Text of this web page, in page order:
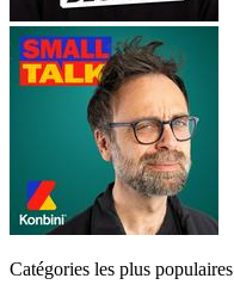
Catégories les plus populaires